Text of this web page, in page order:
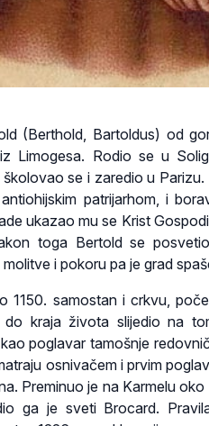
(Berthold, Bartoldus) od
Limogesa. Rodio se u
se i zaredio u
patrijarhom, i
ukazao mu se Krist
toga Bertold se
i pokoru pa je grad
1150. samostan i crkvu,
kraja života slijedio na
poglavar tamošnje
osnivačem i prvim
Preminuo je na Karmelu oko
ga je sveti Brocard.